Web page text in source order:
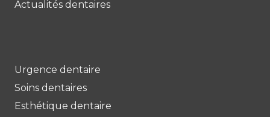
Actualités dentaires
Urgence dentaire
Soins dentaires
Esthétique dentaire